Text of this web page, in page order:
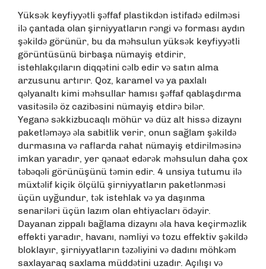
Yüksək keyfiyyətli şəffaf plastikdən istifadə edilməsi
ilə çantada olan şirniyyatların rəngi və forması aydın
şəkildə görünür, bu da məhsulun yüksək keyfiyyətli
görüntüsünü birbaşa nümayiş etdirir,
istehlakçıların diqqətini cəlb edir və satın alma
arzusunu artırır. Qoz, karamel və ya paxlalı
qəlyanaltı kimi məhsullar hamısı şəffaf qablaşdırma
vasitəsilə öz cazibəsini nümayiş etdirə bilər.
Yeganə səkkizbucaqlı möhür və düz alt hissə dizaynı
paketləməyə əla sabitlik verir, onun sağlam şəkildə
durmasına və raflarda rahat nümayiş etdirilməsinə
imkan yaradır, yer qənaət edərək məhsulun daha çox
təbəqəli görünüşünü təmin edir. 4 unsiya tutumu ilə
müxtəlif kiçik ölçülü şirniyyatların paketlənməsi
üçün uyğundur, tək istehlak və ya daşınma
senariləri üçün lazım olan ehtiyacları ödəyir.
Dayanan zippalı bağlama dizaynı əla hava keçirməzlik
effekti yaradır, havanı, nəmliyi və tozu effektiv şəkildə
bloklayır, şirniyyatların təzəliyini və dadını möhkəm
saxlayaraq saxlama müddətini uzadır. Açılışı və